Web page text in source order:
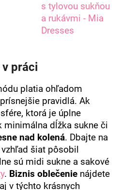
s tylovou sukňou
a rukávmi - Mia
Dresses
práci
platia ohľadom
pravidlá. Ak
ktorá je úplne
minimálna dĺžka sukne či
nad kolená. Dbajte na
šiat pôsobil
sú midi sukne a sakové
. Biznis oblečenie nájdete
v týchto krásnych